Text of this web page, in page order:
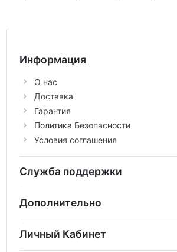
Информация
О нас
Доставка
Гарантия
Политика Безопасности
Условия соглашения
Служба поддержки
Дополнительно
Личный Кабинет